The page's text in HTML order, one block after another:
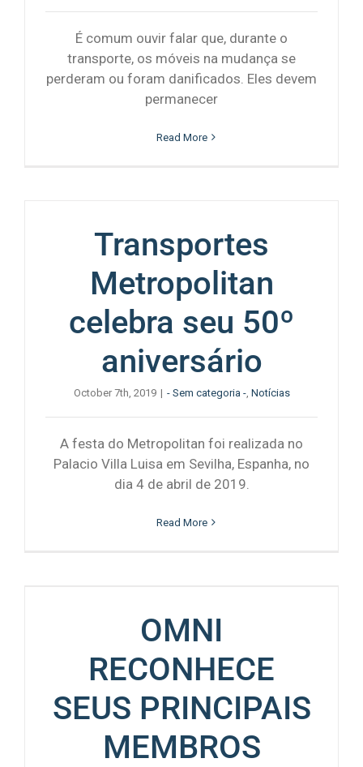
É comum ouvir falar que, durante o
transporte, os móveis na mudança se
perderam ou foram danificados. Eles devem
permanecer
Read More
Transportes
Metropolitan
celebra seu 50º
aniversário
October 7th, 2019 | - Sem categoria -, Notícias
A festa do Metropolitan foi realizada no
Palacio Villa Luisa em Sevilha, Espanha, no
dia 4 de abril de 2019.
Read More
OMNI
RECONHECE
SEUS PRINCIPAIS
MEMBROS